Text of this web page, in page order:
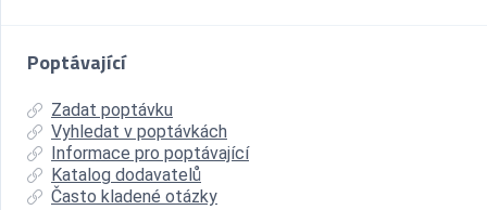
Poptávající
Zadat poptávku
Vyhledat v poptávkách
Informace pro poptávající
Katalog dodavatelů
Často kladené otázky